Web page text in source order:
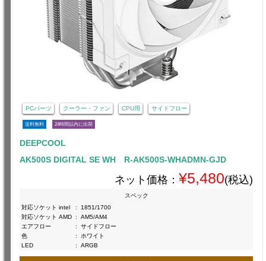
PCパーツ クーラー・ファン CPU用 サイドフロー
送料無料 24時間以内に出荷
DEEPCOOL
AK500S DIGITAL SE WH R-AK500S-WHADMN-GJD
ネット価格： ¥5,480(税込)
スペック
対応ソケット intel
:
1851/1700
対応ソケット AMD :
AM5/AM4
エアフロー
:
サイドフロー
色
:
ホワイト
LED
: ARGB